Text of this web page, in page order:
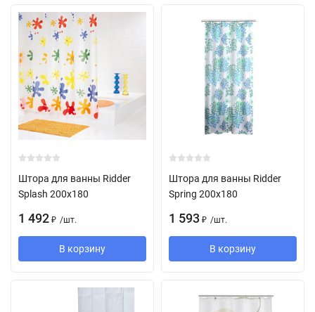
Штора для ванны Ridder
Splash 200х180
1 492 ₽ /шт.
В корзину
Штора для ванны Ridder
Spring 200х180
1 593 ₽ /шт.
В корзину